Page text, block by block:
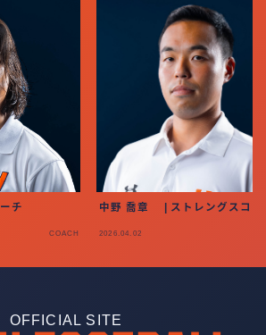
チ
COACH
中野 喬章 | ストレングスコー
2026.04.02
OFFICIAL SITE